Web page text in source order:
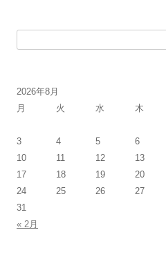
2026年8月
月
火 水 木
3
4 5 6
10
11 12 13
17
18 19 20
24
25 26 27
31
« 2月